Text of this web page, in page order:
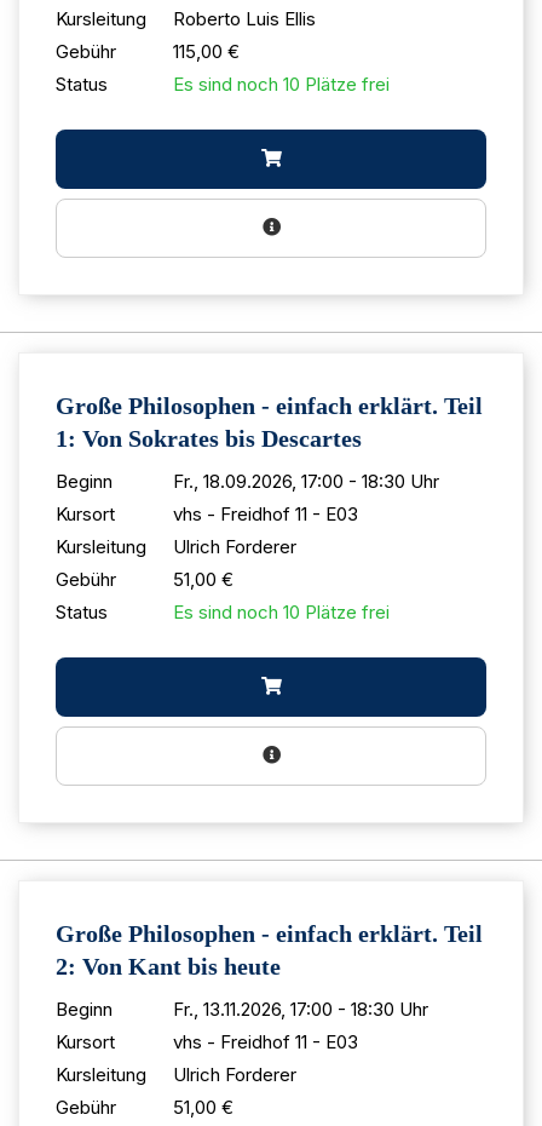
Kursleitung
Roberto Luis Ellis
Gebühr
115,00 €
Status
Es sind noch 10 Plätze frei
Große Philosophen - einfach erklärt. Teil
1: Von Sokrates bis Descartes
Beginn
Fr., 18.09.2026, 17:00 - 18:30 Uhr
Kursort
vhs - Freidhof 11 - E03
Kursleitung
Ulrich Forderer
Gebühr
51,00 €
Status
Es sind noch 10 Plätze frei
Große Philosophen - einfach erklärt. Teil
2: Von Kant bis heute
Beginn
Fr., 13.11.2026, 17:00 - 18:30 Uhr
Kursort
vhs - Freidhof 11 - E03
Kursleitung
Ulrich Forderer
Gebühr
51,00 €